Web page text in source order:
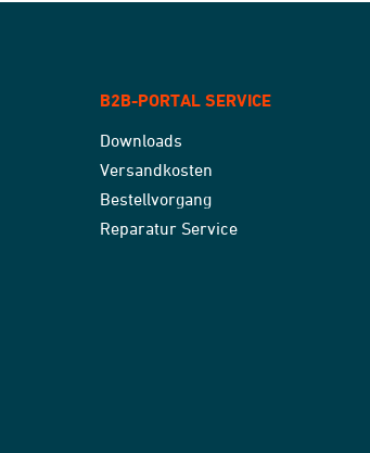
B2B-PORTAL SERVICE
Downloads
Versandkosten
Bestellvorgang
Reparatur Service